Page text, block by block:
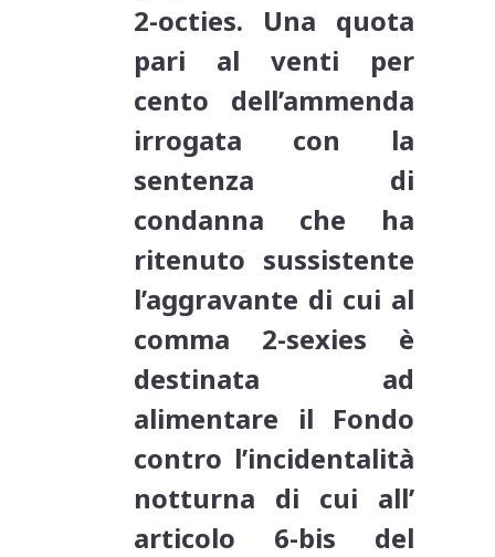
2-octies. Una quota
pari al venti per
cento dell’ammenda
irrogata con la
sentenza di
condanna che ha
ritenuto sussistente
l’aggravante di cui al
comma 2-sexies è
destinata ad
alimentare il Fondo
contro l’incidentalità
notturna di cui all’
articolo 6-bis del